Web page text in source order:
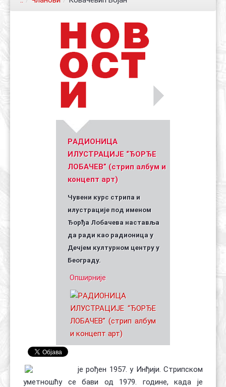
Уметник стрипа и духа Геза Шетет
(Биографија и стрипографија)
PАДИОНИЦА
ИЛУСТРАЦИЈЕ “ЂОРЂЕ
ЛОБАЧЕВ” (стрип албум и
концепт арт)
Чувени курс стрипа и
илустрације под именом
Ђорђа Лобачева наставља
да ради као радионица у
Дечјем културном центру у
Београду.
Опширније
је рођен 1957. у Инђији. Стрипском
уметношћу се бави од 1979. године, када је